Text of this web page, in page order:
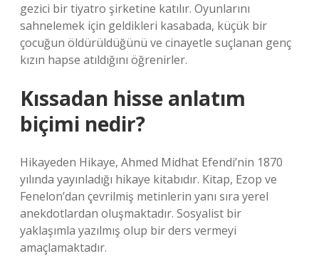
gezici bir tiyatro şirketine katılır. Oyunlarını
sahnelemek için geldikleri kasabada, küçük bir
çocuğun öldürüldüğünü ve cinayetle suçlanan genç
kızın hapse atıldığını öğrenirler.
Kıssadan hisse anlatım
biçimi nedir?
Hikayeden Hikaye, Ahmed Midhat Efendi’nin 1870
yılında yayınladığı hikaye kitabıdır. Kitap, Ezop ve
Fenelon’dan çevrilmiş metinlerin yanı sıra yerel
anekdotlardan oluşmaktadır. Sosyalist bir
yaklaşımla yazılmış olup bir ders vermeyi
amaçlamaktadır.